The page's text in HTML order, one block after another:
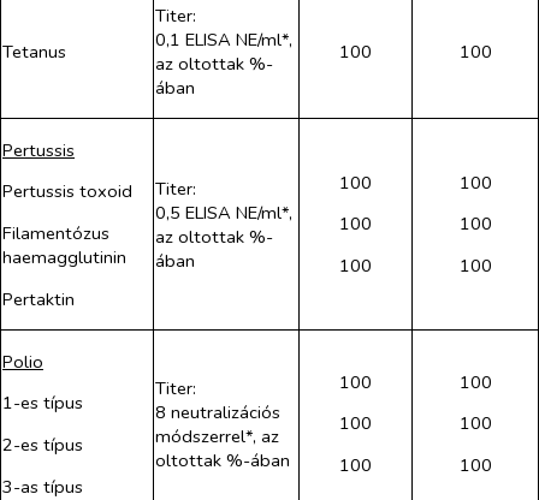
Tetanus
Titer:
0,1 ELISA NE/ml*,
az oltottak %-
ában
100 100
Pertussis
Pertussis toxoid
Filamentózus
haemagglutinin
Pertaktin
Titer:
0,5 ELISA NE/ml*,
az oltottak %-
ában
100
100
100
100
100
100
Polio
1-es típus
2-es típus
3-as típus
Titer:
8 neutralizációs
módszerrel*, az
oltottak %-ában
100
100
100
100
100
100